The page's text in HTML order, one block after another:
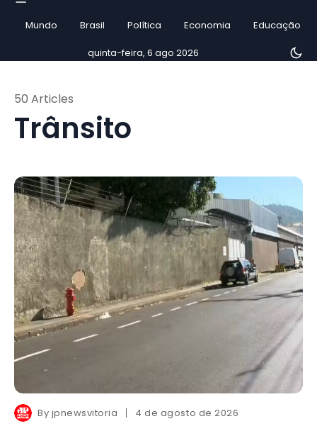
Mundo Brasil Política Economia Educação
quinta-feira, 6 ago 2026
Trânsito
50 Articles
By jpnewsvitoria 4 de agosto de 2026